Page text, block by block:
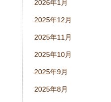
2026年1月
2025年12月
2025年11月
2025年10月
2025年9月
2025年8月